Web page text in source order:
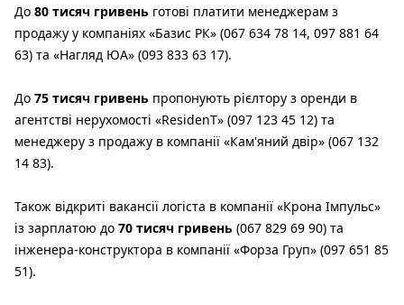
До 80 тисяч гривень готові платити менеджерам з
продажу у компаніях «Базис РК» (067 634 78 14, 097 881 64
63) та «Нагляд ЮА» (093 833 63 17).
До 75 тисяч гривень пропонують рієлтору з оренди в
агентстві нерухомості «ResidenT» (097 123 45 12) та
менеджеру з продажу в компанії «Кам'яний двір» (067 132
14 83).
Також відкриті вакансії логіста в компанії «Крона Імпульс»
із зарплатою до 70 тисяч гривень (067 829 69 90) та
інженера-конструктора в компанії «Форза Груп» (097 651 85
51).